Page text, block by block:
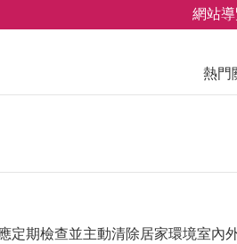
網站
熱門
定期檢查並主動清除居家環境室內